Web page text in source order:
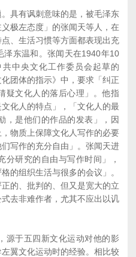
具有讽刺意味的是，被毛泽东
极左态度」的张闻天等人，在
、生活习惯等方面都表现出充
泽东温和。张闻天在1940年10
中央文化工作委员会起草的
团体的指示》中，要求「纠正
疑文化人的落后心理」。他指
化人的特点」，「文化人的最
，是他们的作品的发表」，因
物质上保障文化人写作的必要
写作的充分自由」。张闻天进
分研究的自由与写作时间」，
的组织生活与很多的会议」。
的、批判的、但又是宽大的立
去非难作者，尤其不应出以讥
源于五四新文化运动对他的影
翼文化运动时的经验。相比较